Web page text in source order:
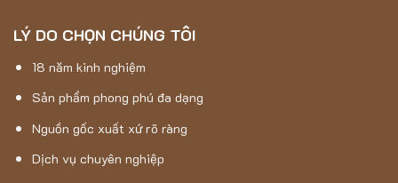
Thảm Lông Dài 5D – 5001 với sự kết hợp của màu nâu, be là
một món đồ trang trí nội thất tuyệt vời, có thể sử dụng trong
phòng ngủ, phòng đọc sách hoặc phòng khách.
Thảm Hán Long– Đơn vị chuyên cung cấp thảm Lông
Dài 5D – 5001 chính hãng
LÝ DO CHỌN CHÚNG TÔI
18 năm kinh nghiệm
Sản phẩm phong phú đa dạng
Nguồn gốc xuất xứ rõ ràng
Dịch vụ chuyên nghiệp